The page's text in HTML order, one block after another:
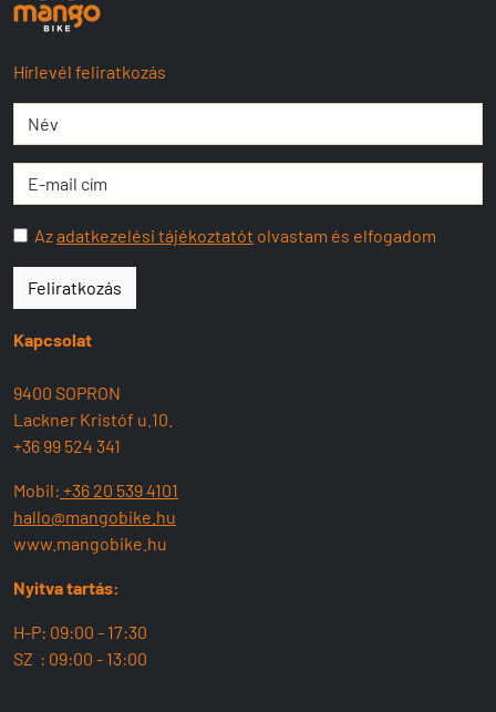
Hírlevél feliratkozás
Azadatkezelési tájékoztatót olvastam és elfogadom
Feliratkozás
Kapcsolat
9400 SOPRON
Lackner Kristóf u.10.
+36 99 524 341
Mobil: +36 20 539 4101
hallo@mangobike.hu
www.mangobike.hu
Nyitva tartás:
H-P: 09:00 - 17:30
SZ : 09:00 - 13:00